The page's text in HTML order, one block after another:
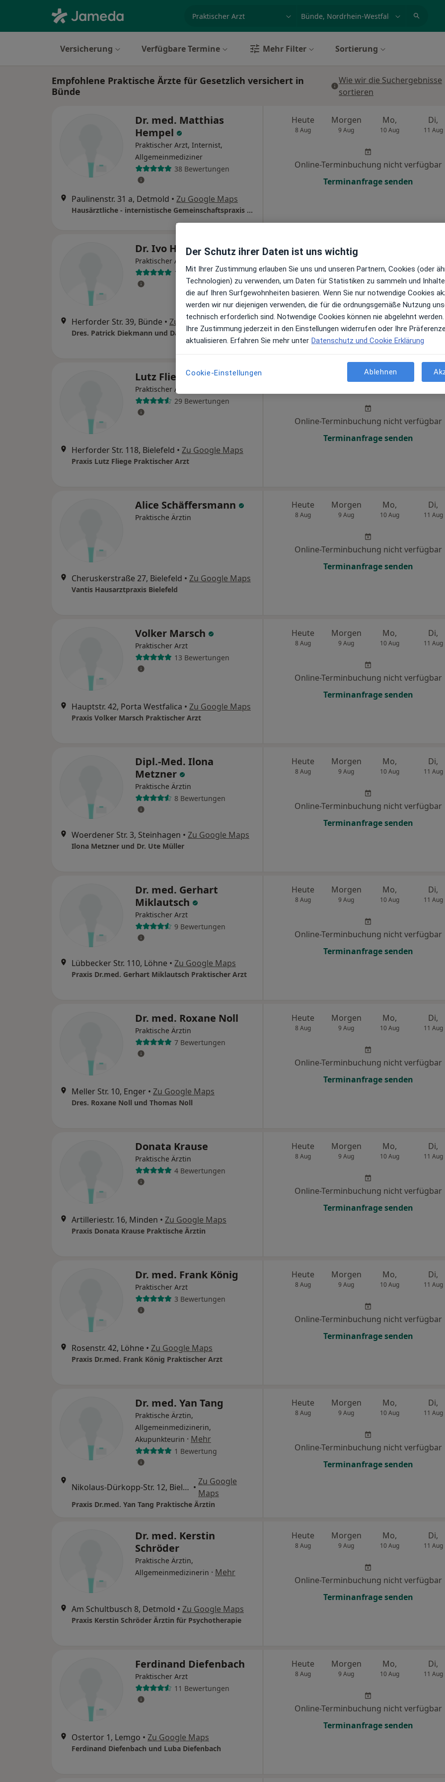
Versicherung Verfügbare Termine Mehr Filter Sortierung
Empfohlene Praktische Ärzte für Gesetzlich versichert in
Bünde
Wie wir die Suchergebnisse
sortieren
Dr. med. Matthias
Hempel
Praktischer Arzt, Internist,
Allgemeinmediziner
38 Bewertungen
Paulinenstr. 31 a, Detmold • Zu Google Maps
Hausärztliche - internistische Gemeinschaftspraxis Dres. Armin Plaschke Matthias Hempel u.w.
Heute
8 Aug
Morgen
9 Aug
Mo,
10 Aug
Di,
11 Aug
Online-Terminbuchung nicht verfügbar
Terminanfrage senden
Dr. Ivo Hüttemann
Praktischer Arzt
18 Bewertungen
Herforder Str. 39, Bünde • Zu Google Maps
Dres. Patrick Diekmann und Daniel Hense
Heute Morgen
9 Aug
Online-Terminbuchung nicht verfügbar
Terminanfrage senden
Lutz Fliege
Praktischer Arzt
29 Bewertungen
Herforder Str. 118, Bielefeld • Zu Google Maps
Praxis Lutz Fliege Praktischer Arzt
Mo, Di,
Online-Terminbuchung nicht verfügbar
Terminanfrage senden
Alice Schäffersmann
Praktische Ärztin
Cheruskerstraße 27, Bielefeld • Zu Google Maps
Vantis Hausarztpraxis Bielefeld
Heute
8 Aug
Morgen
9 Aug
Mo,
10 Aug
Di,
11 Aug
Online-Terminbuchung nicht verfügbar
Terminanfrage senden
Volker Marsch
Praktischer Arzt
13 Bewertungen
Hauptstr. 42, Porta Westfalica • Zu Google Maps
Praxis Volker Marsch Praktischer Arzt
Heute
8 Aug
Morgen
9 Aug
Mo,
10 Aug
Di,
11 Aug
Online-Terminbuchung nicht verfügbar
Terminanfrage senden
Dipl.-Med. Ilona
Metzner
Praktische Ärztin
8 Bewertungen
Woerdener Str. 3, Steinhagen • Zu Google Maps
Ilona Metzner und Dr. Ute Müller
Heute
8 Aug
Morgen
9 Aug
Mo,
10 Aug
Di,
11 Aug
Online-Terminbuchung nicht verfügbar
Terminanfrage senden
Dr. med. Gerhart
Miklautsch
Praktischer Arzt
9 Bewertungen
Lübbecker Str. 110, Löhne • Zu Google Maps
Praxis Dr.med. Gerhart Miklautsch Praktischer Arzt
Heute
8 Aug
Morgen
9 Aug
Mo,
10 Aug
Di,
11 Aug
Online-Terminbuchung nicht verfügbar
Terminanfrage senden
Dr. med. Roxane Noll
Praktische Ärztin
7 Bewertungen
Meller Str. 10, Enger • Zu Google Maps
Dres. Roxane Noll und Thomas Noll
Heute
8 Aug
Morgen
9 Aug
Mo,
10 Aug
Di,
11 Aug
Online-Terminbuchung nicht verfügbar
Terminanfrage senden
Donata Krause
Praktische Ärztin
4 Bewertungen
Artilleriestr. 16, Minden • Zu Google Maps
Praxis Donata Krause Praktische Ärztin
Heute
8 Aug
Morgen
9 Aug
Mo,
10 Aug
Di,
11 Aug
Online-Terminbuchung nicht verfügbar
Terminanfrage senden
Dr. med. Frank König
Praktischer Arzt
3 Bewertungen
Rosenstr. 42, Löhne • Zu Google Maps
Praxis Dr.med. Frank König Praktischer Arzt
Heute
8 Aug
Morgen
9 Aug
Mo,
10 Aug
Di,
11 Aug
Online-Terminbuchung nicht verfügbar
Terminanfrage senden
Dr. med. Yan Tang
Praktische Ärztin,
Allgemeinmedizinerin,
Akupunkteurin · Mehr
1 Bewertung
Nikolaus-Dürkopp-Str. 12, Bielefeld •
Zu Google
Maps
Praxis Dr.med. Yan Tang Praktische Ärztin
Heute
8 Aug
Morgen
9 Aug
Mo,
10 Aug
Di,
11 Aug
Online-Terminbuchung nicht verfügbar
Terminanfrage senden
Dr. med. Kerstin
Schröder
Praktische Ärztin,
Allgemeinmedizinerin · Mehr
Am Schultbusch 8, Detmold • Zu Google Maps
Praxis Kerstin Schröder Ärztin für Psychotherapie
Heute
8 Aug
Morgen
9 Aug
Mo,
10 Aug
Di,
11 Aug
Online-Terminbuchung nicht verfügbar
Terminanfrage senden
Ferdinand Diefenbach
Praktischer Arzt
11 Bewertungen
Ostertor 1, Lemgo • Zu Google Maps
Ferdinand Diefenbach und Luba Diefenbach
Heute
8 Aug
Morgen
9 Aug
Mo,
10 Aug
Di,
11 Aug
Online-Terminbuchung nicht verfügbar
Terminanfrage senden
Der Schutz ihrer Daten ist uns wichtig
Mit Ihrer Zustimmung erlauben Sie uns und unseren Partnern, Cookies (oder
Technologien) zu verwenden, um Daten für Statistiken zu sammeln und
die auf Ihren Surfgewohnheiten basieren. Wenn Sie nur notwendige Cookies
werden wir nur diejenigen verwenden, die für die ordnungsgemäße Nutzung
technisch erforderlich sind. Notwendige Cookies können nie abgelehnt werden.
Ihre Zustimmung jederzeit in den Einstellungen widerrufen oder Ihre
aktualisieren. Erfahren Sie mehr unter Datenschutz und Cookie Erklärung
Cookie-Einstellungen Ablehnen